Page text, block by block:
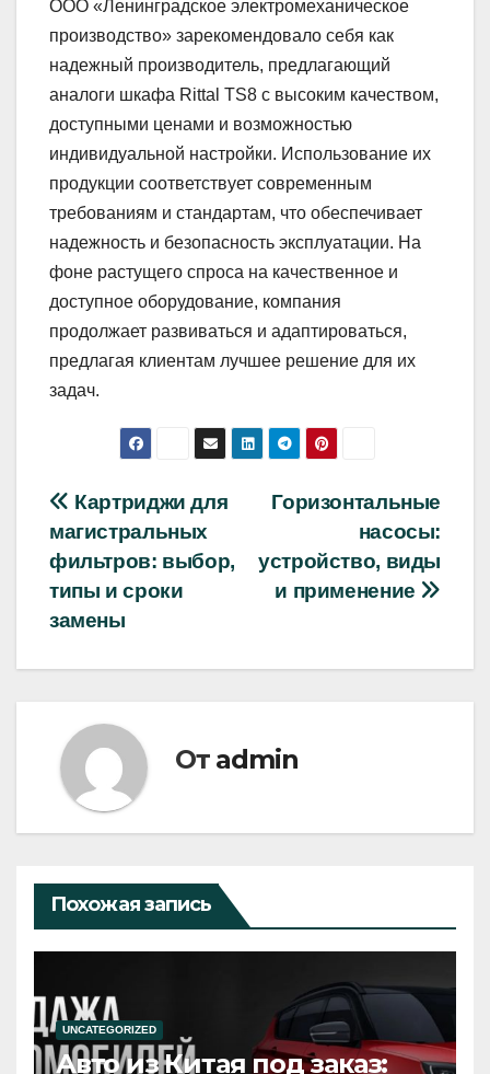
ООО «Ленинградское электромеханическое
производство» зарекомендовало себя как
надежный производитель, предлагающий
аналоги шкафа Rittal TS8 с высоким качеством,
доступными ценами и возможностью
индивидуальной настройки. Использование их
продукции соответствует современным
требованиям и стандартам, что обеспечивает
надежность и безопасность эксплуатации. На
фоне растущего спроса на качественное и
доступное оборудование, компания
продолжает развиваться и адаптироваться,
предлагая клиентам лучшее решение для их
задач.
Навигация
по
записям
Горизонтальные
насосы:
устройство, виды
и применение
Картриджи для
магистральных
фильтров: выбор,
типы и сроки
замены
От admin
Похожая запись
UNCATEGORIZED
Авто из Китая под заказ: